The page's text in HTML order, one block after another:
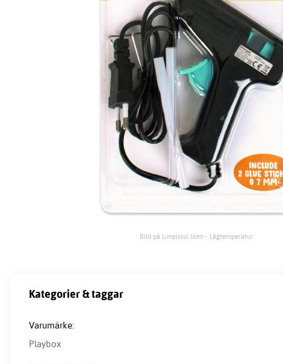
Bild på Limpistol liten - Lågtemperatur
Kategorier & taggar
Varumärke:
Playbox